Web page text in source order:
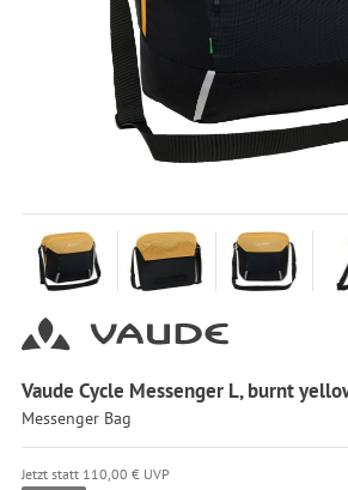
Vaude Cycle Messenger L, burnt
Messenger Bag
Jetzt statt 110,00 € UVP